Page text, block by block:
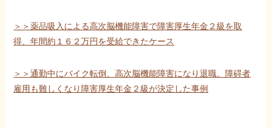
＞＞薬品吸入による高次脳機能障害で障害厚生年金２級を取
得、年間約１６２万円を受給できたケース
＞＞通勤中にバイク転倒、高次脳機能障害になり退職。障碍者
雇用も難しくなり障害厚生年金２級が決定した事例